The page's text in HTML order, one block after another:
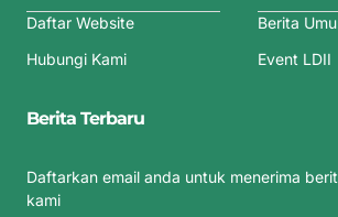
Daftar Website
Hubungi Kami
Berita
Event LDII
Berita Terbaru
Daftarkan email anda untuk menerima
kami